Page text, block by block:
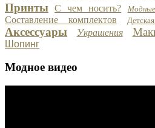
Принты С чем носить?
Составление комплектов
Аксессуары Украшения
Шопинг
Модное видео